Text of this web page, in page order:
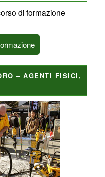
di formazione
– AGENTI FISICI,